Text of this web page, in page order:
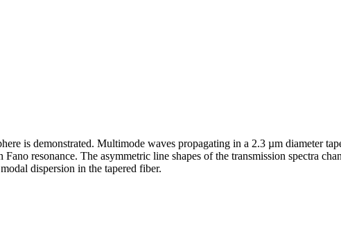
is demonstrated. Multimode waves propagating in a 2.3 µm diameter
resonance. The asymmetric line shapes of the transmission spectra
dispersion in the tapered fiber.